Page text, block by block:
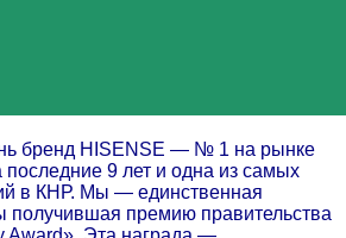
бренд HISENSE — № 1 на рынке
последние 9 лет и одна из самых
в КНР. Мы — единственная
получившая премию правительства